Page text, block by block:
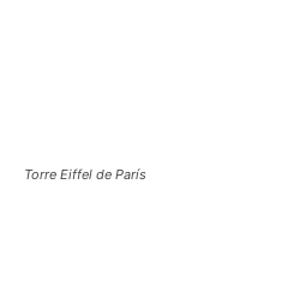
Torre Eiffel de París